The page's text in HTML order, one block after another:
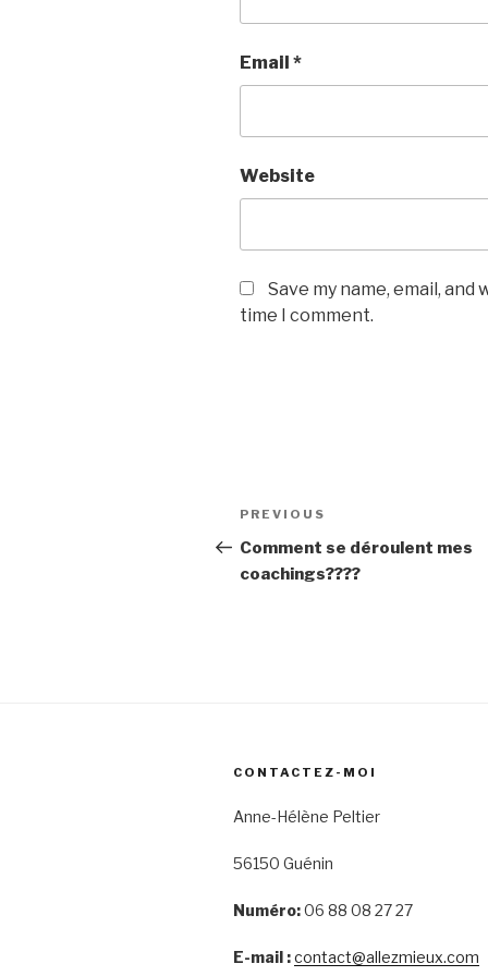
Email *
Website
Save my name, email,
time I comment.
Post
navigation
Previous
Post
PREVIOUS
Comment se déroulent mes
coachings????
CONTACTEZ-MOI
Anne-Hélène Peltier
56150 Guénin
Numéro:06 88 08 27 27
E-mail :contact@allezmieux.com